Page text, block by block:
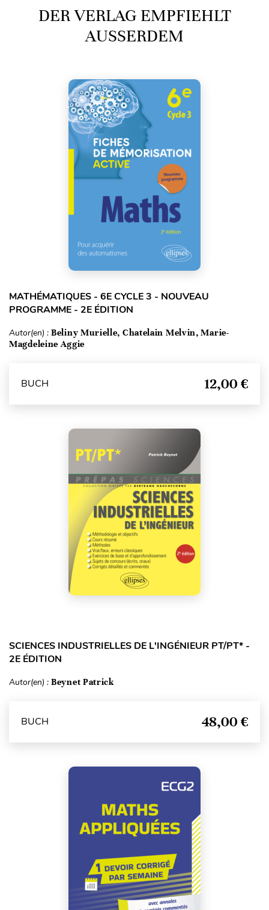
DER VERLAG EMPFIEHLT
AUSSERDEM
MATHÉMATIQUES - 6E CYCLE 3 - NOUVEAU
PROGRAMME - 2E ÉDITION
Autor(en) : Beliny Murielle, Chatelain Melvin, Marie-
Magdeleine Aggie
BUCH 12,00 €
SCIENCES INDUSTRIELLES DE L'INGÉNIEUR PT/PT* -
2E ÉDITION
Autor(en) : Beynet Patrick
BUCH 48,00 €